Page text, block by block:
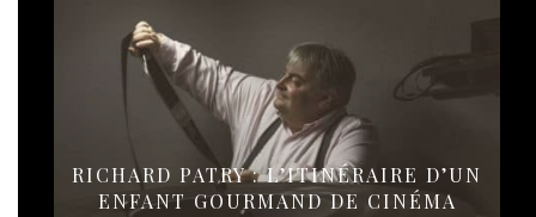
RICHARD PATRY : L’ITINÉRAIRE D’UN
ENFANT GOURMAND DE CINÉMA